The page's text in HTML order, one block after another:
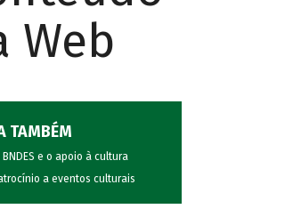
Web
TAMBÉM
BNDES e o apoio à cultura
a eventos culturais